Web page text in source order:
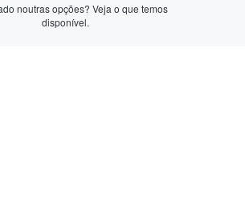
noutras opções? Veja o que temos
disponível.